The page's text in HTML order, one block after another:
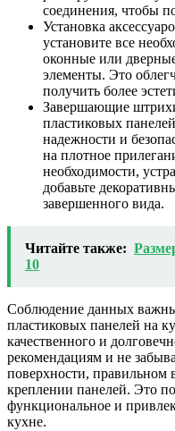
соединения, чтобы
Установка
установите все
оконные или
элементы. Это
получить более
Завершающие
пластиковых
надежности и
на плотное
необходимости,
добавьте
завершенного вида.
Читайте также:
10
Соблюдение данных
пластиковых панелей на
качественного и
рекомендациям и не
поверхности, правильном
креплении панелей. Это
функциональное и
кухне.